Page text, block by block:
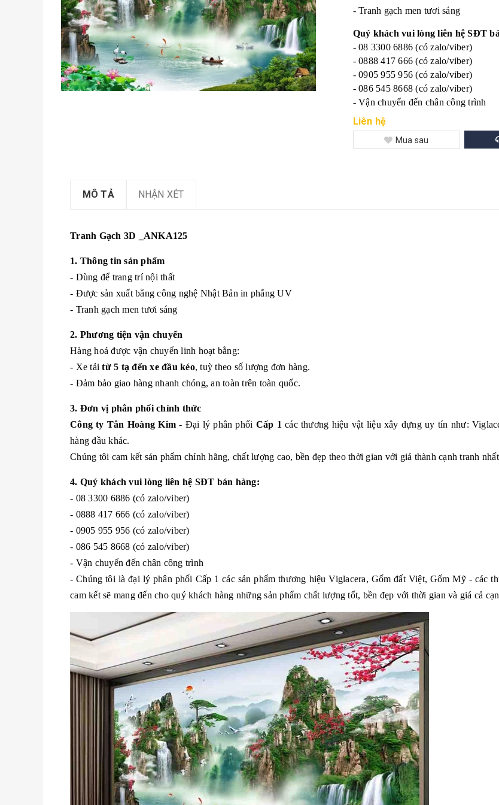
- Tranh gạch men tươi sáng
Quý khách vui lòng liên hệ SĐT
- 08 3300 6886 (có zalo/viber)
- 0888 417 666 (có zalo/viber)
- 0905 955 956 (có zalo/viber)
- 086 545 8668 (có zalo/viber)
- Vận chuyển đến chân công trình
Liên hệ
Mua sau
MÔ TẢ NHẬN XÉT
Tranh Gạch 3D _ANKA125
1. Thông tin sản phẩm
- Dùng để trang trí nội thất
- Được sản xuất bằng công nghệ Nhật Bản in phẳng UV
- Tranh gạch men tươi sáng
2. Phương tiện vận chuyển
Hàng hoá được vận chuyển linh hoạt bằng:
- Xe tảitừ 5 tạ đến xe đầu kéo, tuỳ theo số lượng đơn hàng.
- Đảm bảo giao hàng nhanh chóng, an toàn trên toàn quốc.
3. Đơn vị phân phối chính thức
Công ty Tân Hoàng Kim - Đại lý phân phối Cấp 1 các thương hiệu vật liệu xây dựng uy tín như:
hàng đầu khác.
Chúng tôi cam kết sản phẩm chính hãng, chất lượng cao, bền đẹp theo thời gian với giá thành cạnh tranh
4. Quý khách vui lòng liên hệ SĐT bán hàng:
- 08 3300 6886 (có zalo/viber)
- 0888 417 666 (có zalo/viber)
- 0905 955 956 (có zalo/viber)
- 086 545 8668 (có zalo/viber)
- Vận chuyển đến chân công trình
- Chúng tôi là đại lý phân phối Cấp 1 các sản phẩm thương hiệu Viglacera, Gốm đất Việt, Gốm Mỹ - các
cam kết sẽ mang đến cho quý khách hàng những sản phẩm chất lượng tốt, bền đẹp với thời gian và giá cả